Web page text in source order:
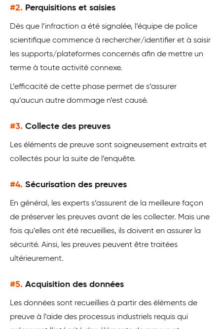
#2. Perquisitions et saisies
Dès que l’infraction a été signalée, l’équipe de police
scientifique commence à rechercher/identifier et à saisir
les supports/plateformes concernés afin de mettre un
terme à toute activité connexe.
L’efficacité de cette phase permet de s’assurer
qu’aucun autre dommage n’est causé.
#3. Collecte des preuves
Les éléments de preuve sont soigneusement extraits et
collectés pour la suite de l’enquête.
#4. Sécurisation des preuves
En général, les experts s’assurent de la meilleure façon
de préserver les preuves avant de les collecter. Mais une
fois qu’elles ont été recueillies, ils doivent en assurer la
sécurité. Ainsi, les preuves peuvent être traitées
ultérieurement.
#5. Acquisition des données
Les données sont recueillies à partir des éléments de
preuve à l’aide des processus industriels requis qui